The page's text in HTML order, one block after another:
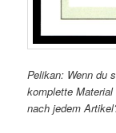
Pelikan: Wenn du
komplette
nach jedem